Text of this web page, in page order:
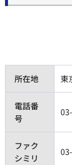
所在地 東
電話番
号
ファク
シミリ